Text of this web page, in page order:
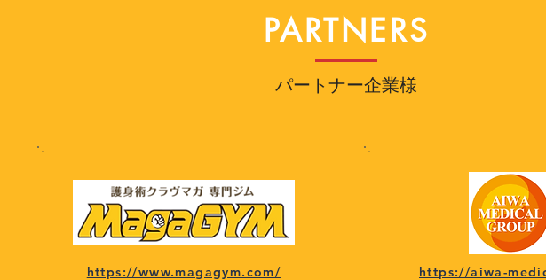
PARTNERS
パートナー企業様
https://www.magagym.com/ https://aiwa-